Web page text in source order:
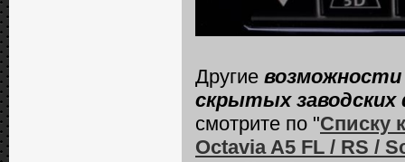
Другие возможности
скрытых заводских
смотрите по "Списку
Octavia A5 FL / RS /